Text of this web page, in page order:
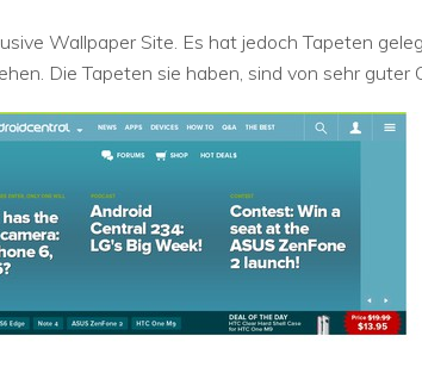
Wallpaper Site. Es hat jedoch Tapeten
Die Tapeten sie haben, sind von sehr